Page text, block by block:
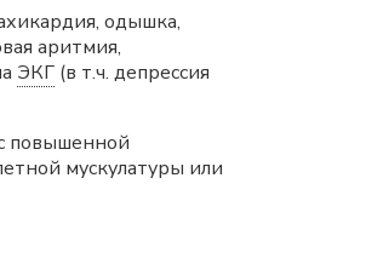
одышка,
аритмия,
ЭКГ (в т.ч. депрессия
повышенной
мускулатуры или